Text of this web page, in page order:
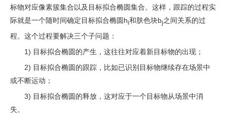
标物对应像素簇集合以及目标拟合椭圆集合。这样，跟踪的过程实
际就是一个随时间确定目标拟合椭圆hi和肤色块bj之间关系的过
程。这个过程要解决三个子问题：
1) 目标拟合椭圆的产生，这往往对应着新目标物的出现；
2) 目标拟合椭圆的跟踪，比如已识别目标物继续存在场景中
或不断运动；
3) 目标拟合椭圆的释放，这对应于一个目标物从场景中消
失。